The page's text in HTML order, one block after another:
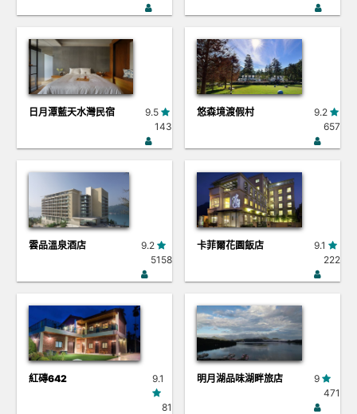
日月潭藍天水灣民宿
9.5
143
悠森境渡假村
9.2
657
雲品溫泉酒店
9.2
5158
卡菲爾花園飯店
9.1
222
紅磚642 9.1
81
明月湖品味湖畔旅店
9
471